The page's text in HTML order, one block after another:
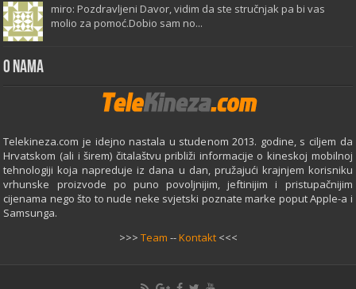
miro: Pozdravljeni Davor, vidim da ste stručnjak pa bi vas
molio za pomoć.Dobio sam no...
O Nama
Telekineza.com je idejno nastala u studenom 2013. godine, s ciljem da
Hrvatskom (ali i širem) čitalaštvu približi informacije o kineskoj mobilnoj
tehnologiji koja napreduje iz dana u dan, pružajući krajnjem korisniku
vrhunske proizvode po puno povoljnijim, jeftinijim i pristupačnijim
cijenama nego što to nude neke svjetski poznate marke poput Apple-a i
Samsunga.
>>> Team --Kontakt<<<